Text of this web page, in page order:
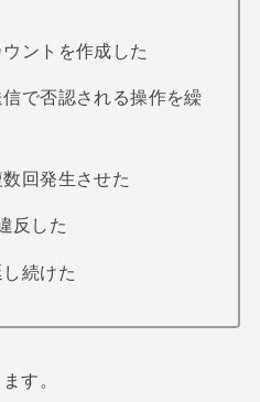
ントを作成した
で否認される操作を繰
回発生させた
反した
続けた
す。